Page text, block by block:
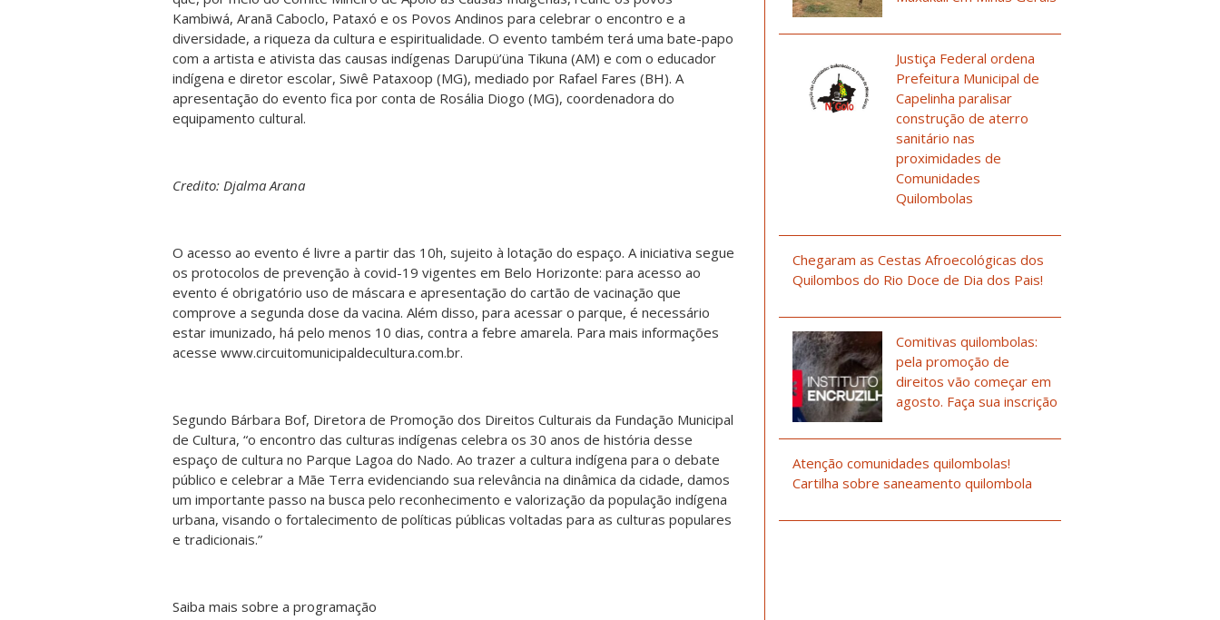
Kambiwá, Aranã Caboclo, Pataxó e os Povos Andinos para celebrar o encontro e a
diversidade, a riqueza da cultura e espiritualidade. O evento também terá uma bate-papo
com a artista e ativista das causas indígenas Darupü’üna Tikuna (AM) e com o educador
indígena e diretor escolar, Siwê Pataxoop (MG), mediado por Rafael Fares (BH). A
apresentação do evento fica por conta de Rosália Diogo (MG), coordenadora do
equipamento cultural.
Credito: Djalma Arana
O acesso ao evento é livre a partir das 10h, sujeito à lotação do espaço. A iniciativa segue
os protocolos de prevenção à covid-19 vigentes em Belo Horizonte: para acesso ao
evento é obrigatório uso de máscara e apresentação do cartão de vacinação que
comprove a segunda dose da vacina. Além disso, para acessar o parque, é necessário
estar imunizado, há pelo menos 10 dias, contra a febre amarela. Para mais informações
acesse www.circuitomunicipaldecultura.com.br.
Segundo Bárbara Bof, Diretora de Promoção dos Direitos Culturais da Fundação Municipal
de Cultura, “o encontro das culturas indígenas celebra os 30 anos de história desse
espaço de cultura no Parque Lagoa do Nado. Ao trazer a cultura indígena para o debate
público e celebrar a Mãe Terra evidenciando sua relevância na dinâmica da cidade, damos
um importante passo na busca pelo reconhecimento e valorização da população indígena
urbana, visando o fortalecimento de políticas públicas voltadas para as culturas populares
e tradicionais.”
Saiba mais sobre a programação
Justiça Federal ordena
Prefeitura Municipal de
Capelinha paralisar
construção de aterro
sanitário nas
proximidades de
Comunidades
Quilombolas
Chegaram as Cestas Afroecológicas dos
Quilombos do Rio Doce de Dia dos Pais!
Comitivas quilombolas:
pela promoção de
direitos vão começar em
agosto. Faça sua inscrição
Atenção comunidades quilombolas!
Cartilha sobre saneamento quilombola